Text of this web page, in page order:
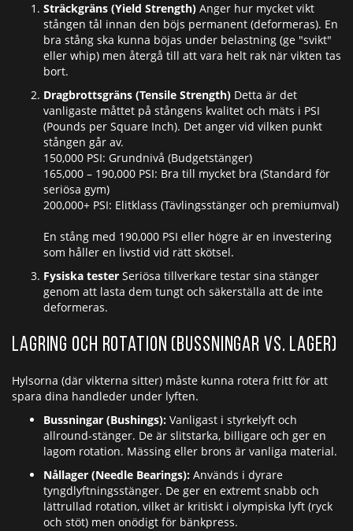
Sträckgräns (Yield Strength) Anger hur mycket vikt
stången tål innan den böjs permanent (deformeras). En
bra stång ska kunna böjas under belastning (ge "svikt"
eller whip) men återgå till att vara helt rak när vikten tas
bort.
Dragbrottsgräns (Tensile Strength) Detta är det
vanligaste måttet på stångens kvalitet och mäts i PSI
(Pounds per Square Inch). Det anger vid vilken punkt
stången går av.
150,000 PSI: Grundnivå (Budgetstänger)
165,000 – 190,000 PSI: Bra till mycket bra (Standard för
seriösa gym)
200,000+ PSI: Elitklass (Tävlingsstänger och premiumval)
En stång med 190,000 PSI eller högre är en investering
som håller en livstid vid rätt skötsel.
Fysiska tester Seriösa tillverkare testar sina stänger
genom att lasta dem tungt och säkerställa att de inte
deformeras.
Lagring och rotation (Bussningar vs. Lager)
Hylsorna (där vikterna sitter) måste kunna rotera fritt för att
spara dina handleder under lyften.
Bussningar (Bushings): Vanligast i styrkelyft och
allround-stänger. De är slitstarka, billigare och ger en
lagom rotation. Mässing eller brons är vanliga material.
Nållager (Needle Bearings): Används i dyrare
tyngdlyftningsstänger. De ger en extremt snabb och
lättrullad rotation, vilket är kritiskt i olympiska lyft (ryck
och stöt) men onödigt för bänkpress.